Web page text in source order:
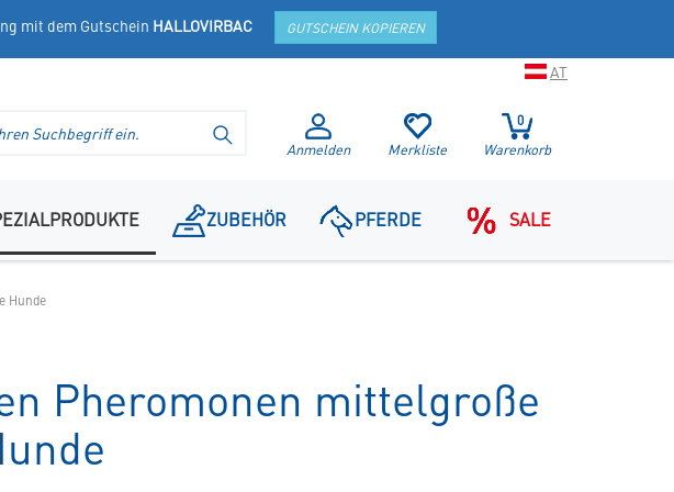
mit dem Gutschein HALLOVIRBAC GUTSCHEIN KOPIEREN
AT
Anmelden Merkliste
0
Warenkorb
SUCHE STARTEN
ZUBEHÖR PFERDE SALE
Hunde
Pheromonen mittelgroße